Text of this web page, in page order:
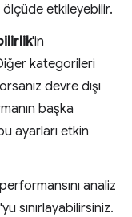
ölçüde etkileyebilir.
'in
kategorileri
devre dışı
başka
ayarları etkin
analiz
sınırlayabilirsiniz.